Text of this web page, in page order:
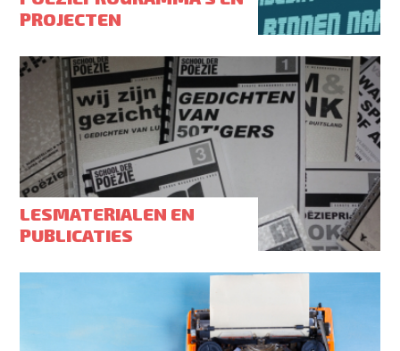
PROJECTEN
LESMATERIALEN EN
PUBLICATIES